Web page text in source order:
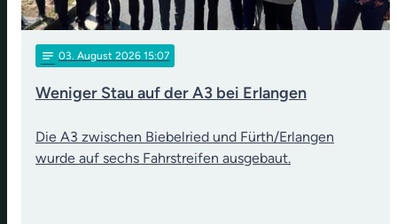
notes 03. August 2026 15:07
Weniger Stau auf der A3 bei Erlangen
Die A3 zwischen Biebelried und Fürth/Erlangen
wurde auf sechs Fahrstreifen ausgebaut.